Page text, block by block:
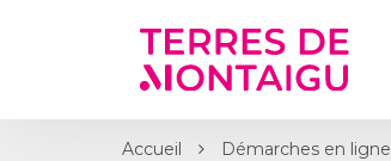
Accueil Démarches en ligne